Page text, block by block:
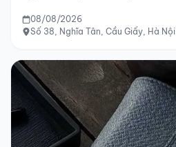
08/08/2026
Số 38, Nghĩa Tân, Cầu Giấy, Hà Nội